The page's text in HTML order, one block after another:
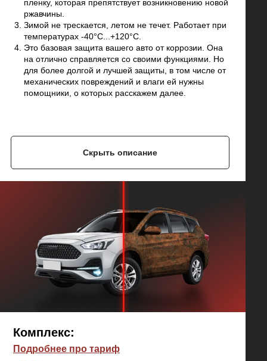
пленку, которая препятствует возникновению новой
ржавчины.
Зимой не трескается, летом не течет. Работает при
температурах -40°C...+120°C.
Это базовая защита вашего авто от коррозии. Она
на отлично справляется со своими функциями. Но
для более долгой и лучшей защиты, в том числе от
механических повреждений и влаги ей нужны
помощники, о которых расскажем далее.
Скрыть описание
Подробнее про тариф
Комплекс: